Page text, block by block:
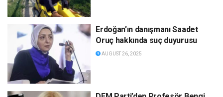
Erdoğan’ın danışmanı Saadet
Oruç hakkında suç duyurusu
AUGUST 26, 2025